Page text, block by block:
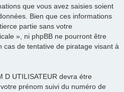
que vous avez saisies soient
Bien que ces informations
partie sans votre
», ni phpBB ne pourront être
cas de tentative de piratage visant à
D UTILISATEUR devra étre
prénom suivi du numéro de